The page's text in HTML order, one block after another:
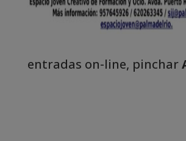
entradas on-line, pinchar